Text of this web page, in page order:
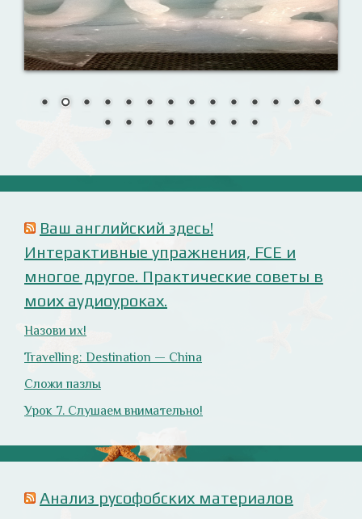
Ваш английский здесь!
Интерактивные упражнения, FCE и
многое другое. Практические советы в
моих аудиоуроках.
Назови их!
Travelling: Destination — China
Сложи пазлы
Урок 7. Слушаем внимательно!
Анализ русофобских материалов